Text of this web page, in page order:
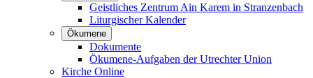
Geistliches Zentrum Ain Karem in Stranzenbach
Liturgischer Kalender
Ökumene
Dokumente
Ökumene-Aufgaben der Utrechter Union
Kirche Online